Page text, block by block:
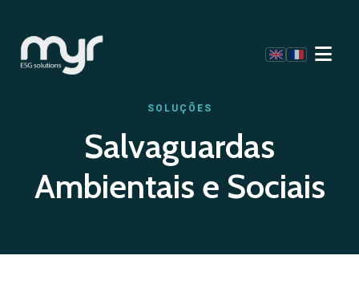
SOLUÇÕES
Salvaguardas
Ambientais e Sociais